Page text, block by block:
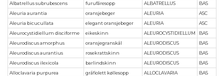
Albatrellus subrubescens
furufåresopp ALBATRELLUS
BAS
Aleuria aurantia
oransjebeger ALEURIA
ASC
Aleuria bicucullata
elegant oransjebeger ALEURIA
ASC
Aleurocystidiellum disciforme
eikeskinn ALEUROCYSTIDIELLUM
BAS
Aleurodiscus amorphus
oransjegranskål ALEURODISCUS
BAS
Aleurodiscus aurantius
rosekrattskinn ALEURODISCUS
BAS
Aleurodiscus ilexicola
barlindskinn ALEURODISCUS
BAS
Alloclavaria purpurea
gråfiolett køllesopp ALLOCLAVARIA
BAS